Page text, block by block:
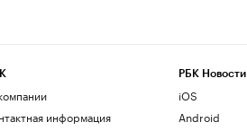
информация
РБК Новости
iOS
Android